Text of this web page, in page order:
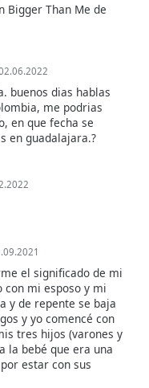
Bigger Than Me de
buenos dias hablas
me podrias
en que fecha se
en guadalajara.?
el significado de mi
con mi esposo y mi
y de repente se baja
y yo comencé con
tres hijos (varones y
la bebé que era una
estar con sus